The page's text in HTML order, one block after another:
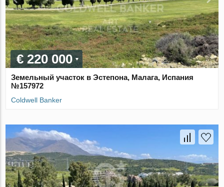
€ 220 000
Земельный участок в Эстепона, Малага, Испания
№157972
Coldwell Banker